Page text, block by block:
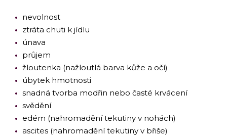
nevolnost
ztráta chuti k jídlu
únava
průjem
žloutenka (nažloutlá barva kůže a očí)
úbytek hmotnosti
snadná tvorba modřin nebo časté krvácení
svědění
edém (nahromadění tekutiny v nohách)
ascites (nahromadění tekutiny v břiše)